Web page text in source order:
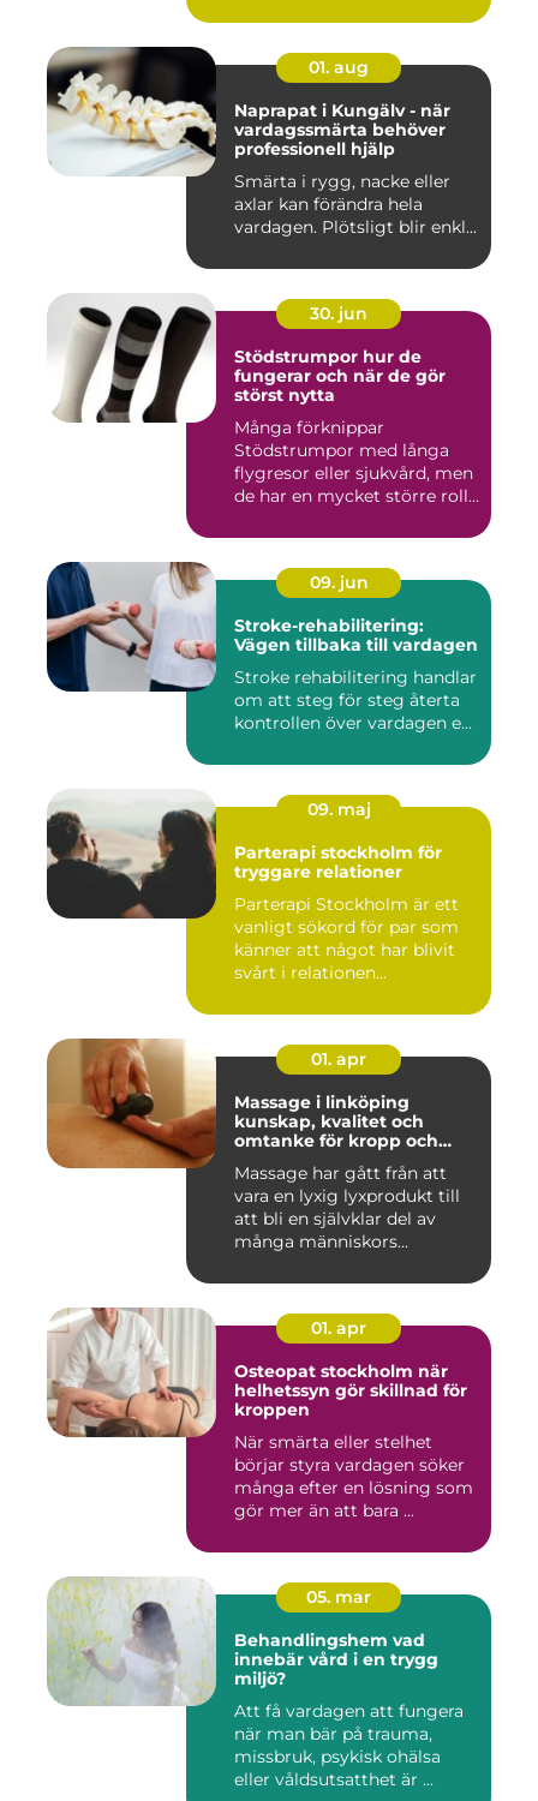
01. aug
Naprapat i Kungälv - när
vardagssmärta behöver
professionell hjälp
Smärta i rygg, nacke eller
axlar kan förändra hela
vardagen. Plötsligt blir enkl...
30. jun
Stödstrumpor hur de
fungerar och när de gör
störst nytta
Många förknippar
Stödstrumpor med långa
flygresor eller sjukvård, men
de har en mycket större roll
09. jun
Stroke-rehabilitering:
Vägen tillbaka till vardagen
Stroke rehabilitering handlar
om att steg för steg återta
kontrollen över vardagen e...
09. maj
Parterapi stockholm för
tryggare relationer
Parterapi Stockholm är ett
vanligt sökord för par som
känner att något har blivit
svårt i relationen...
01. apr
Massage i linköping
kunskap, kvalitet och
omtanke för kropp och
Massage har gått från att
vara en lyxig lyxprodukt till
att bli en självklar del av
många människors...
01. apr
Osteopat stockholm när
helhetssyn gör skillnad för
kroppen
När smärta eller stelhet
börjar styra vardagen söker
många efter en lösning som
gör mer än att bara ...
05. mar
Behandlingshem vad
innebär vård i en trygg
miljö?
Att få vardagen att fungera
när man bär på trauma,
missbruk, psykisk ohälsa
eller våldsutsatthet är ...